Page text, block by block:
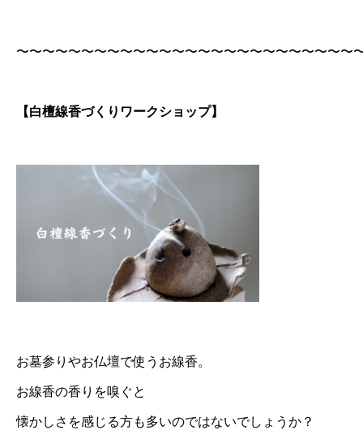
〜〜〜〜〜〜〜〜〜〜〜〜〜〜〜〜〜〜〜〜〜〜〜〜〜〜
【白檀線香づくりワークショップ】
お墓参りやお仏壇で使うお線香。
お線香の香りを嗅ぐと
懐かしさを感じる方も多いのではないでしょうか？